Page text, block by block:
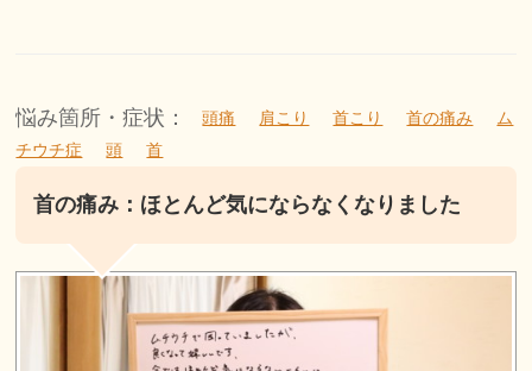
悩み箇所・症状： 頭痛 肩こり 首こり 首の痛み
ム
チウチ症
頭 首
首の痛み：ほとんど気にならなくなりました